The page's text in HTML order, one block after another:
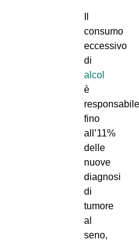
consumo
eccessivo
di
alcol
è
responsabile
fino
all’11%
delle
nuove
diagnosi
di
tumore
al
seno,